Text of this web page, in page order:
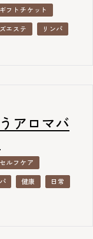
ギフトチケット
エステ
リンパ
アロマバ
セルフケア
健康
日常